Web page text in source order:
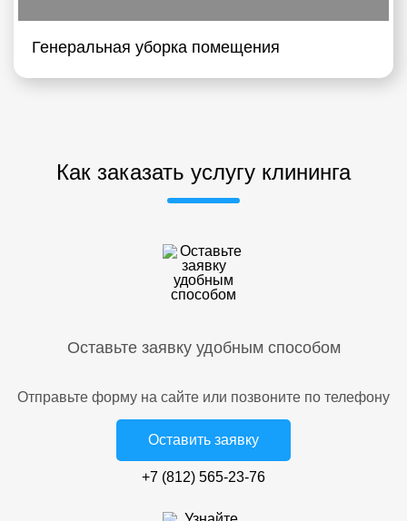
Генеральная уборка помещения
Как заказать услугу клининга
Оставьте заявку удобным способом
Отправьте форму на сайте или позвоните по телефону
Оставить заявку
+7 (812) 565-23-76